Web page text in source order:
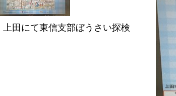
田にて東信支部ぼうさい探検